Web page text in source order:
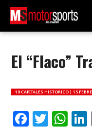
El “Flaco”
19 CAPITALES HISTORICO | 15